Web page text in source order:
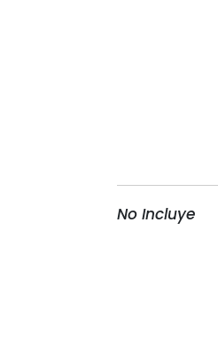
No Incluye